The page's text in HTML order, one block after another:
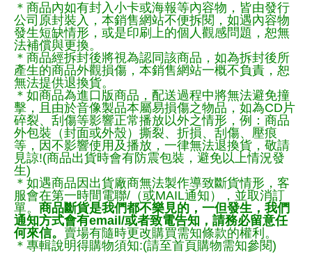
＊商品內如有封入小卡或海報等內容物，皆由發行
公司原封裝入，本銷售網站不便拆閱，如遇內容物
發生短缺情形，或是印刷上的個人觀感問題，恕無
法補償與更換。
＊商品經拆封後將視為認同該商品，如為拆封後所
產生的商品外觀損傷，本銷售網站一概不負責，恕
無法提供退換貨。
＊如商品為進口版商品，配送過程中將無法避免撞
擊，且由於音像製品本屬易損傷之物品，如為CD片
碎裂、刮傷等影響正常播放以外之情形，例：商品
外包裝（封面或外殼）撕裂、折損、刮傷、壓痕
等，因不影響使用及播放，一律無法退換貨，敬請
見諒!(商品出貨時會有防震包裝，避免以上情況發
生)
＊如遇商品因出貨廠商無法製作導致斷貨情形，客
服會在第一時間電聯/（或MAIL通知），並取消訂
單。 商品斷貨是我們都不樂見的，一但發生，我們
通知方式會有email/或者致電告知，請務必留意任
何來信。 賣場有隨時更改購買需知條款的權利。
＊專輯說明得購物須知:(請至首頁購物需知參閱)